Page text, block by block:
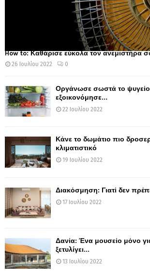
How to: Καθάρισε εύκολα τον ανεμιστήρα
26 Ιουλίου 2022 0
Οργάνωσε σωστά το
εξοικονόμησε...
22 Ιουλίου 2022
Κάνε το δωμάτιο πιο
κλιματιστικό
19 Ιουλίου 2022
Διακόσμηση: Γιατί δεν
17 Ιουλίου 2022
Δανία: Ένα μουσείο μόνο
ξετυλίγει...
13 Ιουλίου 2022